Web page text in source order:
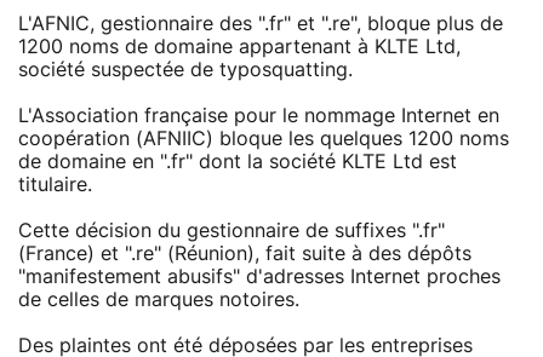
L'AFNIC, gestionnaire des ".fr" et ".re", bloque plus de
1200 noms de domaine appartenant à KLTE Ltd,
société suspectée de typosquatting.
L'Association française pour le nommage Internet en
coopération (AFNIIC) bloque les quelques 1200 noms
de domaine en ".fr" dont la société KLTE Ltd est
titulaire.
Cette décision du gestionnaire de suffixes ".fr"
(France) et ".re" (Réunion), fait suite à des dépôts
"manifestement abusifs" d'adresses Internet proches
de celles de marques notoires.
Des plaintes ont été déposées par les entreprises